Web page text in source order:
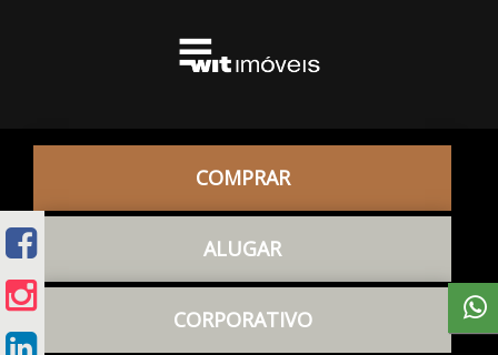
COMPRAR
ALUGAR
CORPORATIVO